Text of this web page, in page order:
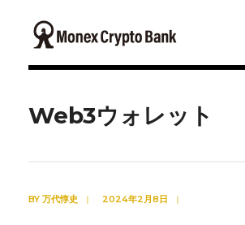
Web3ウォレット
BY 万代惇史 | 2024年2月8日 |